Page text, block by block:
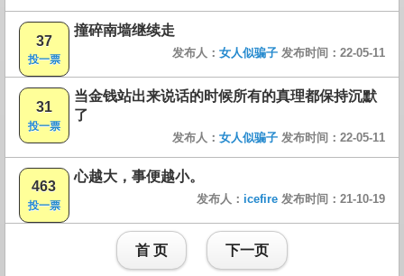
37
投一票
撞碎南墙继续走
发布人： 女人似骗子 发布时间：22-05-11
31
投一票
当金钱站出来说话的时候所有的真理都保持沉默
了
发布人： 女人似骗子 发布时间：22-05-11
463
投一票
心越大，事便越小。
发布人： icefire 发布时间：21-10-19
首 页 下一页